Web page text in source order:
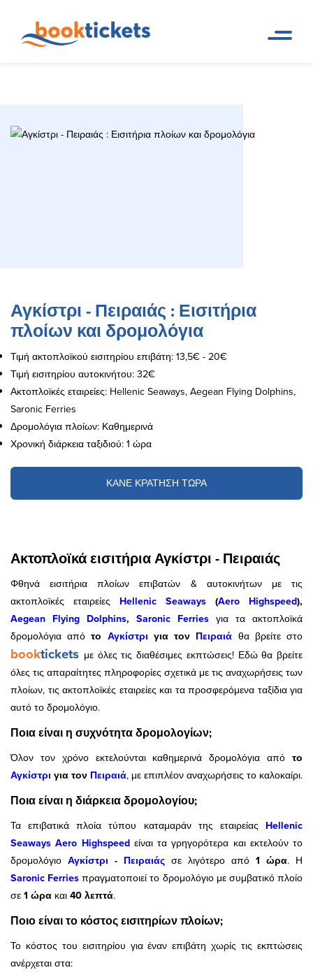
και εισιτήρια πλοίων
Αγκίστρι - Πειραιάς : Εισιτήρια
πλοίων και δρομολόγια
Τιμή ακτοπλοϊκού εισιτηρίου επιβάτη: 13,5€ - 20€
Τιμή εισιτηρίου αυτοκινήτου: 32€
Ακτοπλοϊκές εταιρείες: Hellenic Seaways, Aegean Flying Dolphins,
Saronic Ferries
Δρομολόγια πλοίων: Καθημερινά
Χρονική διάρκεια ταξιδιού: 1 ώρα
ΚΑΝΕ ΚΡΑΤΗΣΗ ΤΩΡΑ
Ακτοπλοϊκά εισιτήρια Αγκίστρι - Πειραιάς
Φθηνά εισιτήρια πλοίων επιβατών & αυτοκινήτων με τις
ακτοπλοϊκές εταιρείες Hellenic Seaways (Aero Highspeed),
Aegean Flying Dolphins, Saronic Ferries για τα ακτοπλοϊκά
δρομολόγια απότο Αγκίστρι για τον Πειραιά θα βρείτε στο
booktickets με όλες τις διαθέσιμες εκπτώσεις! Εδώ θα βρείτε
όλες τις απαραίτητες πληροφορίες σχετικά με τις αναχωρήσεις των
πλοίων, τις ακτοπλοϊκές εταιρείες και τα προσφερόμενα ταξίδια για
αυτό το δρομολόγιο.
Ποια είναι η συχνότητα δρομολογίων;
Όλον τον χρόνο εκτελούνται καθημερινά δρομολόγια από το
Αγκίστρι για τον Πειραιά, με επιπλέον αναχωρήσεις το καλοκαίρι.
Ποια είναι η διάρκεια δρομολογίου;
Τα επιβατικά πλοία τύπου καταμαράν της εταιρείας Hellenic
Seaways Aero Highspeedείναι τα γρηγορότερα και εκτελούν το
δρομολόγιο Αγκίστρι - Πειραιάς σε λιγότερο από 1 ώρα. Η
Saronic Ferries πραγματοποιεί το δρομολόγιο με συμβατικό πλοίο
σε 1 ώρα και 40 λεπτά.
Ποιο είναι το κόστος εισιτηρίων πλοίων;
Το κόστος του εισιτηρίου για έναν επιβάτη χωρίς τις εκπτώσεις
ανέρχεται στα: